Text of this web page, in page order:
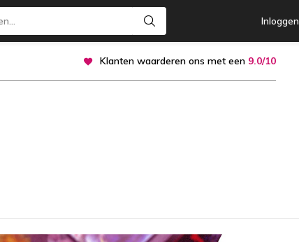
Inloggen
Klanten waarderen ons met een 9.0/10